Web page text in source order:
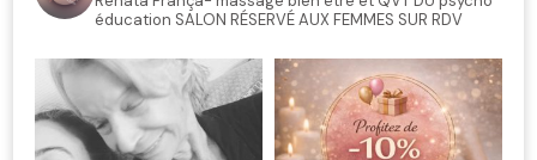
éducation SALON RÉSERVÉ AUX FEMMES SUR RDV